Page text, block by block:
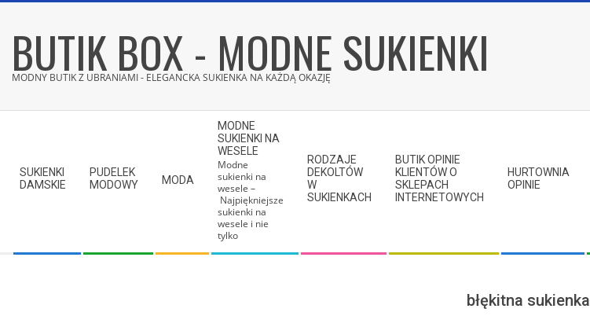
contentBUTIK BOX - MODNE SUKIENKI
MODNY BUTIK Z UBRANIAMI - ELEGANCKA SUKIENKA NA KAŻDĄ OKAZJĘ
SUKIENKI
DAMSKIE
PUDELEK
MODOWY
MODA
MODNE
SUKIENKI NA
WESELE
Modne
sukienki na
wesele –
Najpiękniejsze
sukienki na
wesele i nie
tylko
RODZAJE
DEKOLTÓW
W
SUKIENKACH
BUTIK OPINIE
KLIENTÓW O
SKLEPACH
INTERNETOWYCH
HURTOWNIA
OPINIE
błękitna sukienka